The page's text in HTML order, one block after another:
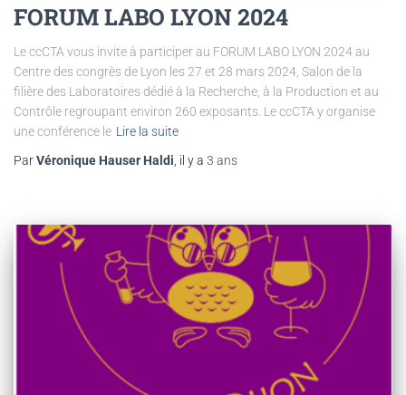
FORUM LABO LYON 2024
Le ccCTA vous invite à participer au FORUM LABO LYON 2024 au
Centre des congrès de Lyon les 27 et 28 mars 2024, Salon de la
filière des Laboratoires dédié à la Recherche, à la Production et au
Contrôle regroupant environ 260 exposants. Le ccCTA y organise
une conférence le Lire la suite
ParVéronique Hauser Haldi , il y a 3 ans